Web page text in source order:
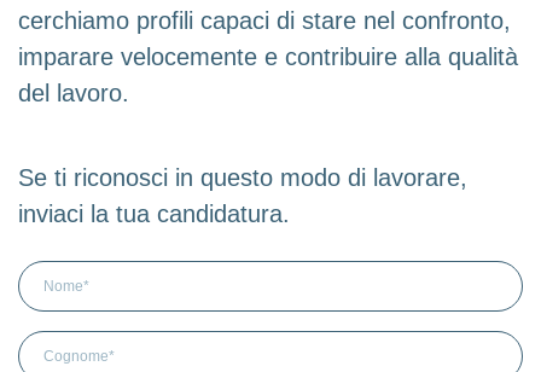
cerchiamo profili capaci di stare nel confronto,
imparare velocemente e contribuire alla qualità
del lavoro.
Se ti riconosci in questo modo di lavorare,
inviaci la tua candidatura.